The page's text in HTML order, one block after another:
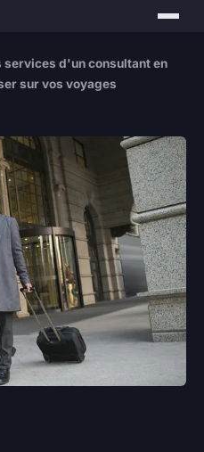
services d'un consultant en
sur vos voyages